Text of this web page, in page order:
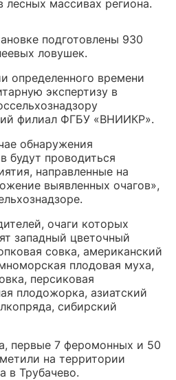
лесных массивах региона.
подготовлены 930
ловушек.
определенного времени
экспертизу в
филиал ФГБУ «ВНИИКР».
обнаружения
будут проводиться
направленные на
выявленных очагов»,
очаги которых
западный цветочный
совка, американский
плодовая муха,
персиковая
плодожорка, азиатский
сибирский
первые 7 феромонных и 50
на территории
в Трубачево.